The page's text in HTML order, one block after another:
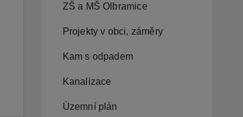
ZŠ a MŠ Olbramice
Projekty v obci, záměry
Kam s odpadem
Kanalizace
Územní plán